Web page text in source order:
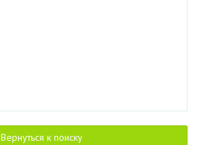
Вернуться к поиску